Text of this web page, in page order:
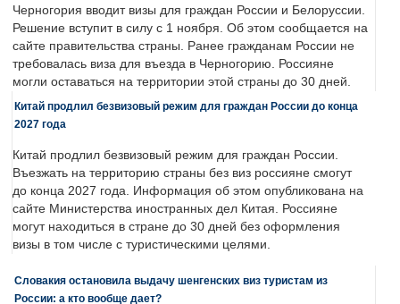
Черногория вводит визы для граждан России и Белоруссии.
Решение вступит в силу с 1 ноября. Об этом сообщается на
сайте правительства страны. Ранее гражданам России не
требовалась виза для въезда в Черногорию. Россияне
могли оставаться на территории этой страны до 30 дней.
Китай продлил безвизовый режим для граждан России до конца
2027 года
Китай продлил безвизовый режим для граждан России.
Въезжать на территорию страны без виз россияне смогут
до конца 2027 года. Информация об этом опубликована на
сайте Министерства иностранных дел Китая. Россияне
могут находиться в стране до 30 дней без оформления
визы в том числе с туристическими целями.
Словакия остановила выдачу шенгенских виз туристам из
России: а кто вообще дает?